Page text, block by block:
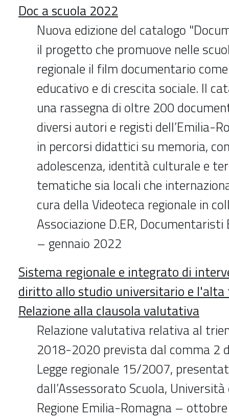
Doc a scuola 2022
Nuova edizione del catalogo
il progetto che promuove nelle
regionale il film documentario
educativo e di crescita sociale. Il
una rassegna di oltre 200
diversi autori e registi dell’Emilia-
in percorsi didattici su memoria,
adolescenza, identità culturale e
tematiche sia locali che
cura della Videoteca regionale in
Associazione D.ER,
– gennaio 2022
Sistema regionale e integrato di
diritto allo studio universitario e l'alta
Relazione alla clausola valutativa
Relazione valutativa relativa al
2018-2020 prevista dal comma 2
Legge regionale 15/2007,
dall’Assessorato Scuola,
Regione Emilia-Romagna –